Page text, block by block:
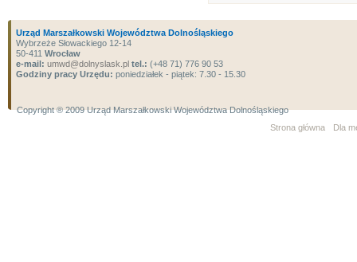
Urząd Marszałkowski Województwa Dolnośląskiego
Wybrzeże Słowackiego 12-14
50-411 Wrocław
e-mail: umwd@dolnyslask.pl tel.: (+48 71) 776 90 53
Godziny pracy Urzędu: poniedziałek - piątek: 7.30 - 15.30
Copyright ® 2009 Urząd Marszałkowski Województwa Dolnośląskiego
Strona główna
Dla